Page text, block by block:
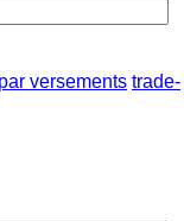
par versements trade-